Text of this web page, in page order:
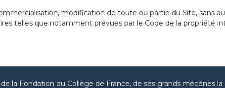
modification de toute ou partie du Site, sans
telles que notamment prévues par le Code de la propriété
la Fondation du Collège de France, de ses grands mécènes